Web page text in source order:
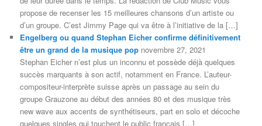
propose de recenser les 15 meilleures chansons d’un artiste ou
d’un groupe. C’est Jimmy Page qui va être à l’initiative de la […]
Engelberg ou quand Stephan Eicher confirme définitivement
être un grand de la musique pop novembre 27, 2021
Stephan Eicher n’est plus un inconnu et possède déjà quelques
succès marquants à son actif, notamment en France. L’auteur-
compositeur-interprète suisse après un passage au sein du
groupe Grauzone au début des années 80 et des musique très
new wave aux accents de synthétiseurs, part en solo et décoche
quelques singles qui touchent le public français […]